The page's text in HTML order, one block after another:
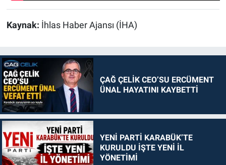
Kaynak: İhlas Haber Ajansı (İHA)
ÇAĞ ÇELİK CEO’SU ERCÜMENT
ÜNAL HAYATINI KAYBETTİ
YENİ PARTİ KARABÜK’TE
KURULDU İŞTE YENİ İL
YÖNETİMİ